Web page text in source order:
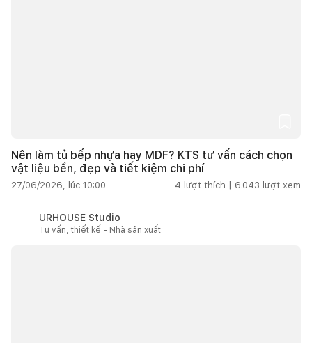
Nên làm tủ bếp nhựa hay MDF? KTS tư vấn cách chọn
vật liệu bền, đẹp và tiết kiệm chi phí
27/06/2026, lúc 10:00 4 lượt thích | 6.043 lượt xem
URHOUSE Studio
Tư vấn, thiết kế - Nhà sản xuất